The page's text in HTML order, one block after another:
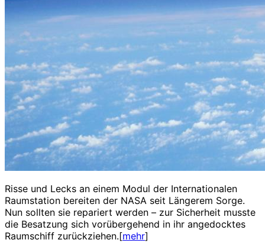
Risse und Lecks an einem Modul der Internationalen
Raumstation bereiten der NASA seit Längerem Sorge.
Nun sollten sie repariert werden – zur Sicherheit musste
die Besatzung sich vorübergehend in ihr angedocktes
Raumschiff zurückziehen.[mehr]